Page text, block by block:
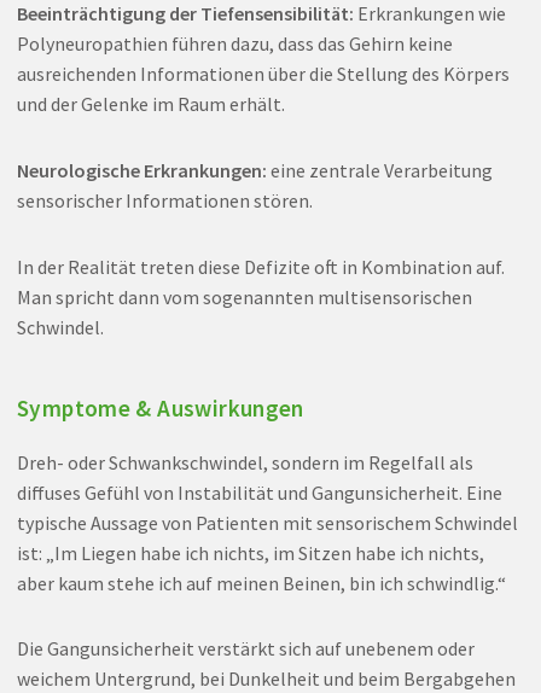
Beeinträchtigung der Tiefensensibilität: Erkrankungen wie
Polyneuropathien führen dazu, dass das Gehirn keine
ausreichenden Informationen über die Stellung des Körpers
und der Gelenke im Raum erhält.
Neurologische Erkrankungen: eine zentrale Verarbeitung
sensorischer Informationen stören.
In der Realität treten diese Defizite oft in Kombination auf.
Man spricht dann vom sogenannten multisensorischen
Schwindel.
Symptome & Auswirkungen
Dreh- oder Schwankschwindel, sondern im Regelfall als
diffuses Gefühl von Instabilität und Gangunsicherheit. Eine
typische Aussage von Patienten mit sensorischem Schwindel
ist: „Im Liegen habe ich nichts, im Sitzen habe ich nichts,
aber kaum stehe ich auf meinen Beinen, bin ich schwindlig.“
Die Gangunsicherheit verstärkt sich auf unebenem oder
weichem Untergrund, bei Dunkelheit und beim Bergabgehen